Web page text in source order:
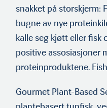
snakket på storskjerm:
bugne av nye
kalle seg kjøtt eller fisk
positive assosiasjon­er
proteinproduktene.
Gourmet Plant-Based